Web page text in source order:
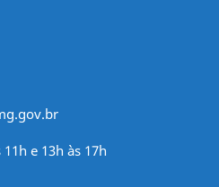
e 13h às 17h